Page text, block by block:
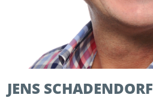
JENS SCHADENDORF